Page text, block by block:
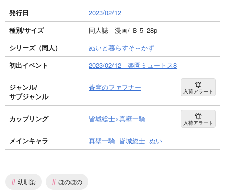
発行日
2023/02/12
種別/サイズ
同人誌 - 漫画/ Ｂ５ 28p
シリーズ（同人）
ぬいと暮らすそ～かず
初出イベント
2023/02/12 楽園ミュートス8
ジャンル/
サブジャンル
蒼穹のファフナー 入荷アラート
カップリング 皆城総士×真壁一騎 入荷アラート
メインキャラ 真壁一騎 皆城総士 ぬい
# 幼馴染 # ほのぼの